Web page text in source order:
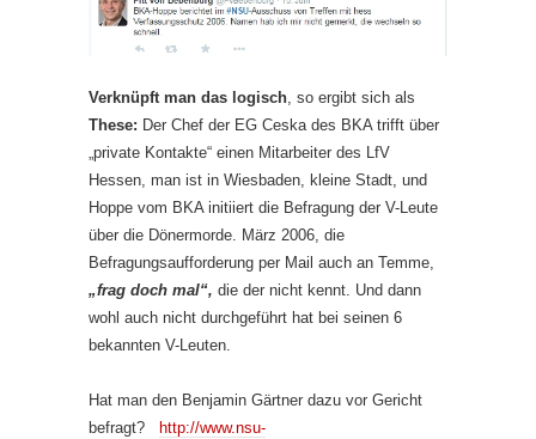
Verknüpft man das logisch, so ergibt sich als
These: Der Chef der EG Ceska des BKA trifft über
„private Kontakte“ einen Mitarbeiter des LfV
Hessen, man ist in Wiesbaden, kleine Stadt, und
Hoppe vom BKA initiiert die Befragung der V-Leute
über die Dönermorde. März 2006, die
Befragungsaufforderung per Mail auch an Temme,
„frag doch mal“, die der nicht kennt. Und dann
wohl auch nicht durchgeführt hat bei seinen 6
bekannten V-Leuten.
Hat man den Benjamin Gärtner dazu vor Gericht
befragt?
http://www.nsu-